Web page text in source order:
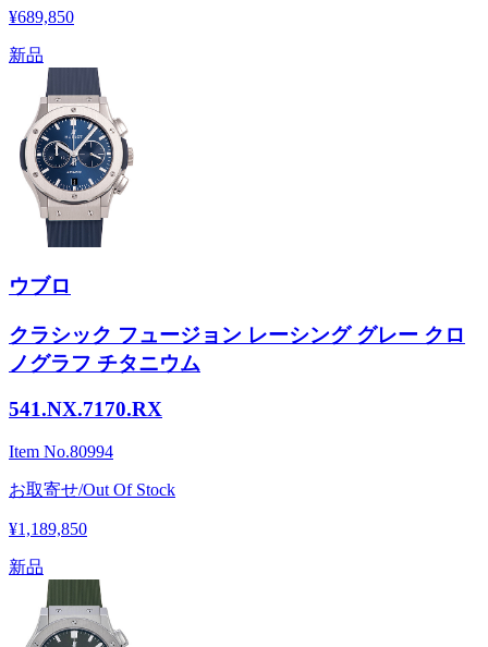
¥689,850
新品
ウブロ
クラシック フュージョン レーシング グレー クロ
ノグラフ チタニウム
541.NX.7170.RX
Item No.80994
お取寄せ/Out Of Stock
¥1,189,850
新品